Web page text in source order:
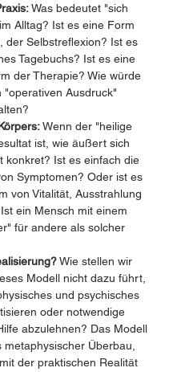
Was bedeutet "sich
Alltag? Ist es eine Form
der Selbstreflexion? Ist es
Tagebuchs? Ist es eine
der Therapie? Wie würde
"operativen Ausdruck"
Wenn der "heilige
ist, wie äußert sich
konkret? Ist es einfach die
Symptomen? Oder ist es
von Vitalität, Ausstrahlung
ein Mensch mit einem
für andere als solcher
Wie stellen wir
Modell nicht dazu führt,
und psychisches
oder notwendige
abzulehnen? Das Modell
Überbau,
der praktischen Realität